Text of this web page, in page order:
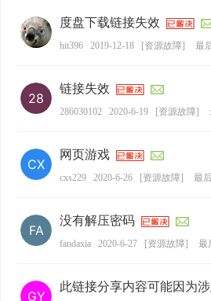
度盘下载链接失效
hit396 2019-12-18 [资源故障] 最
链接失效
286030102 2020-6-19 [资源故障]
网页游戏
cxs229 2020-6-26 [资源故障] 最
没有解压密码
fandaxia 2020-6-27 [资源故障] 最
此链接分享内容可能因为